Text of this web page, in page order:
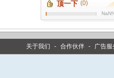
顶一下 (0)
关于我们 - 合作伙伴 - 广告服